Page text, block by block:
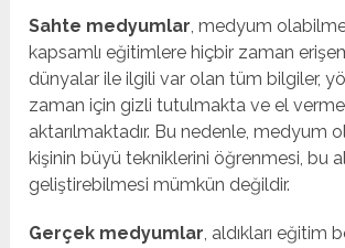
Sahte medyumlar, medyum
kapsamlı eğitimlere hiçbir zaman
dünyalar ile ilgili var olan tüm bilgiler,
zaman için gizli tutulmakta ve el
aktarılmaktadır. Bu nedenle, medyum
kişinin büyü tekniklerini öğrenmesi, bu
geliştirebilmesi mümkün değildir.
Gerçek medyumlar, aldıkları eğitim